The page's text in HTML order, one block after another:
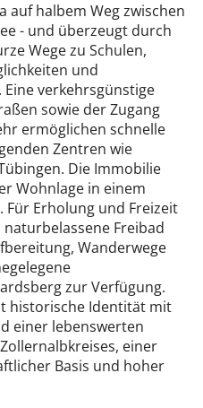
auf halbem Weg zwischen
- und überzeugt durch
Wege zu Schulen,
und
verkehrsgünstige
sowie der Zugang
ermöglichen schnelle
Zentren wie
Die Immobilie
Wohnlage in einem
Für Erholung und Freizeit
Freibad
Wanderwege
zur Verfügung.
historische Identität mit
einer lebenswerten
einer
Basis und hoher